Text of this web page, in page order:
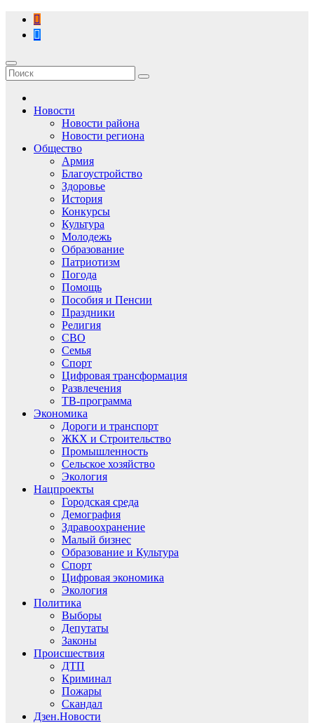
Перейти
содержимому
Новости
Новости района
Новости региона
Общество
Армия
Благоустройство
Здоровье
История
Конкурсы
Культура
Молодежь
Образование
Патриотизм
Погода
Помощь
Пособия и Пенсии
Праздники
Религия
СВО
Семья
Спорт
Цифровая трансформация
Развлечения
ТВ-программа
Экономика
Дороги и транспорт
ЖКХ и Строительство
Промышленность
Сельское хозяйство
Экология
Нацпроекты
Городская среда
Демография
Здравоохранение
Малый бизнес
Образование и Культура
Спорт
Цифровая экономика
Экология
Политика
Выборы
Депутаты
Законы
Происшествия
ДТП
Криминал
Пожары
Скандал
Дзен.Новости